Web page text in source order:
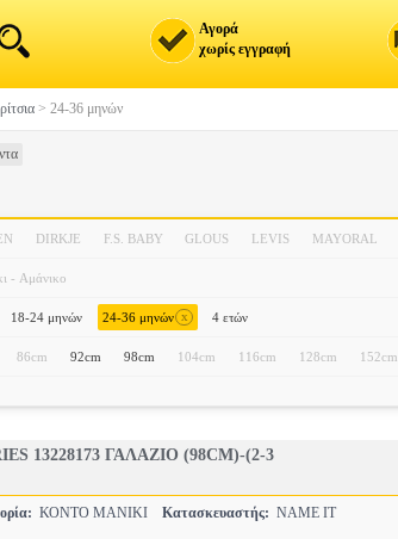
Αγορά
χωρίς εγγραφή
> 24-36 μηνών
DIRKJE F.S. BABY GLOUS LEVIS MAYORAL
- Αμάνικο
18-24 μηνών 24-36 μηνών x 4 ετών
86cm 92cm 98cm 104cm 116cm 128cm 152cm
13228173 ΓΑΛΑΖΙΟ (98CM)-(2-3
ΚΟΝΤΟ ΜΑΝΙΚΙ Κατασκευαστής: NAME IT